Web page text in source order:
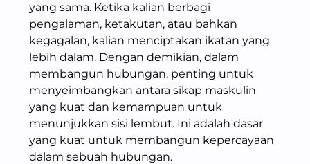
yang sama. Ketika kalian berbagi
pengalaman, ketakutan, atau bahkan
kegagalan, kalian menciptakan ikatan yang
lebih dalam. Dengan demikian, dalam
membangun hubungan, penting untuk
menyeimbangkan antara sikap maskulin
yang kuat dan kemampuan untuk
menunjukkan sisi lembut. Ini adalah dasar
yang kuat untuk membangun kepercayaan
dalam sebuah hubungan.